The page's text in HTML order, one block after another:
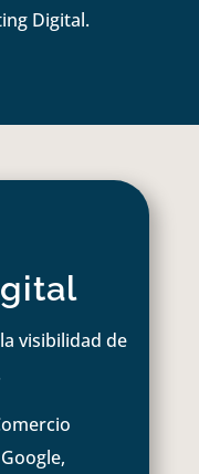
Digital.
visibilidad de